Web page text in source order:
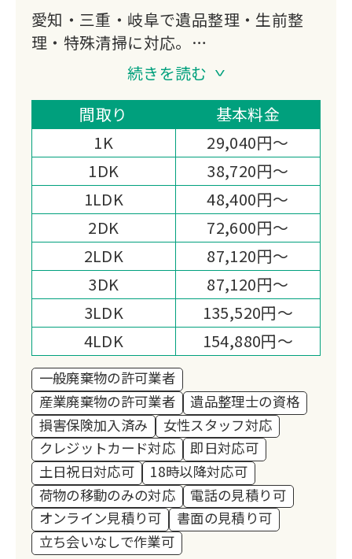
愛知・三重・岐阜で遺品整理・生前整
理・特殊清掃に対応。
廃棄物処理の資格を持つプロスタッフが
自社処理でスピーディーかつ低価格を実
現します。
仏壇・位牌の魂抜き供養も可能です。
続きを読む
間取り
基本料金
1K
29,040円～
1DK
38,720円～
1LDK
48,400円～
2DK
72,600円～
2LDK
87,120円～
3DK
87,120円～
3LDK
135,520円～
4LDK
154,880円～
一般廃棄物の許可業者
産業廃棄物の許可業者
遺品整理士の資格
損害保険加入済み
女性スタッフ対応
クレジットカード対応
即日対応可
土日祝日対応可
18時以降対応可
荷物の移動のみの対応
電話の見積り可
オンライン見積り可
書面の見積り可
立ち会いなしで作業可